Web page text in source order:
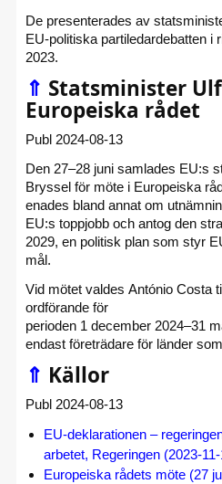
De presenterades av
EU-politiska partiledardebatten i
2023.
⇑ Statsminister
Europeiska rådet
Publ 2024-08-13
Den 27–28 juni samlades EU:s
Bryssel för möte i Europeiska
enades bland annat om
EU:s toppjobb och antog den
2029, en politisk plan som styr
mål.
Vid mötet valdes António Costa
ordförande för
perioden 1 december 2024–31
endast företrädare för länder
⇑ Källor
Publ 2024-08-13
EU-deklarationen –
arbetet, Regeringen (2023-
Europeiska rådets möte (27